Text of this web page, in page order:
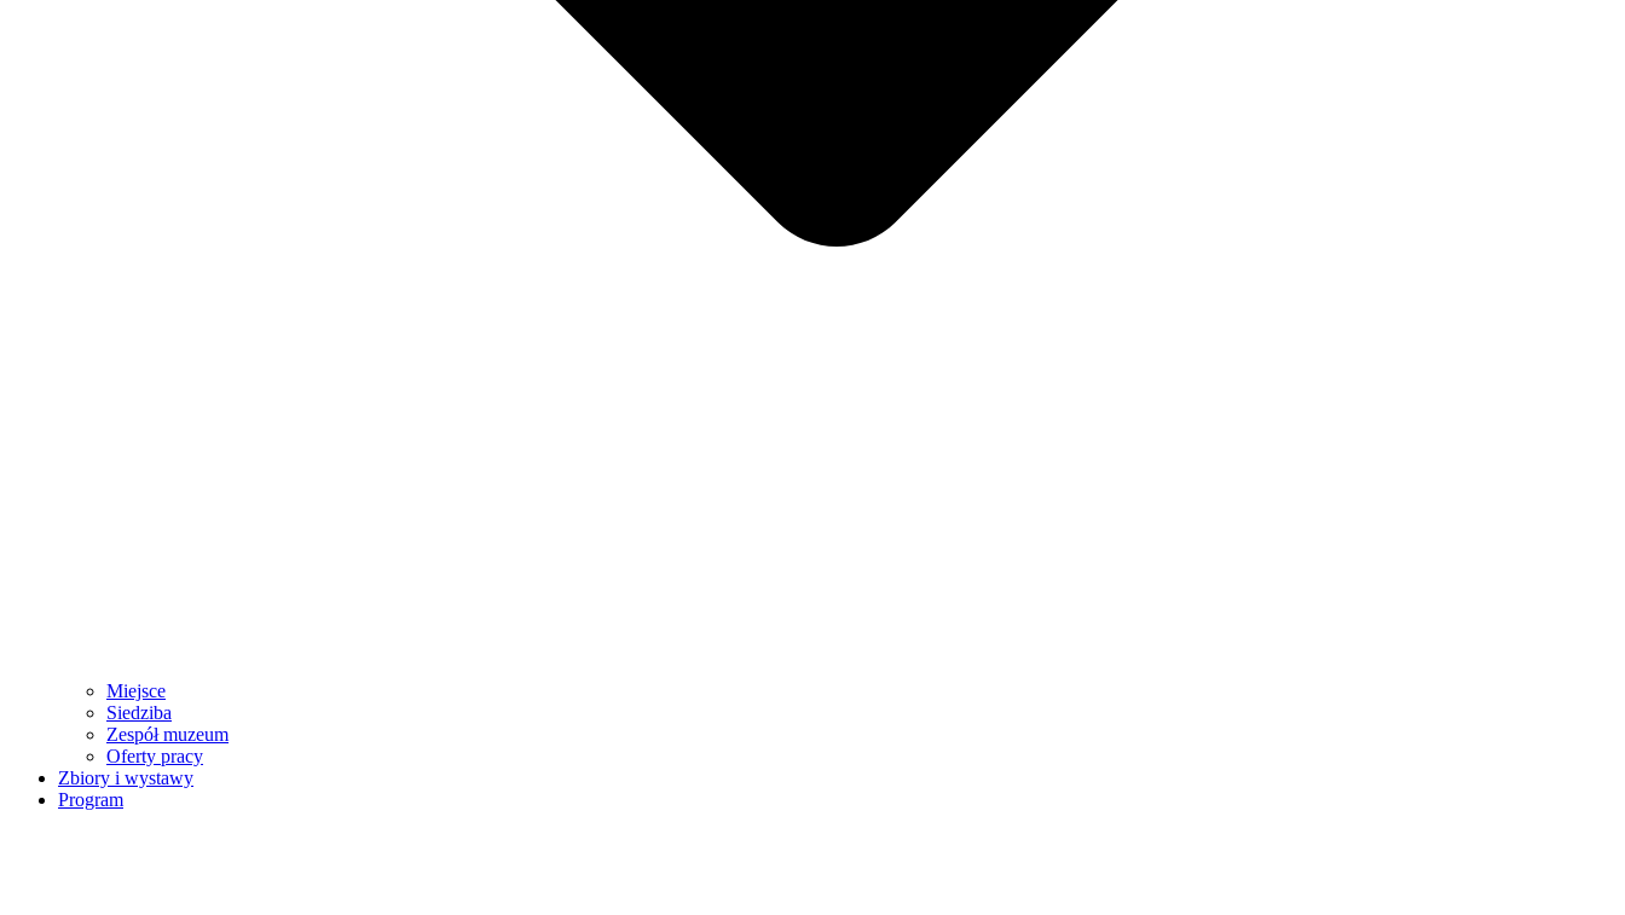
Miejsce
Siedziba
Zespół muzeum
Oferty pracy
Zbiory i wystawy
Program